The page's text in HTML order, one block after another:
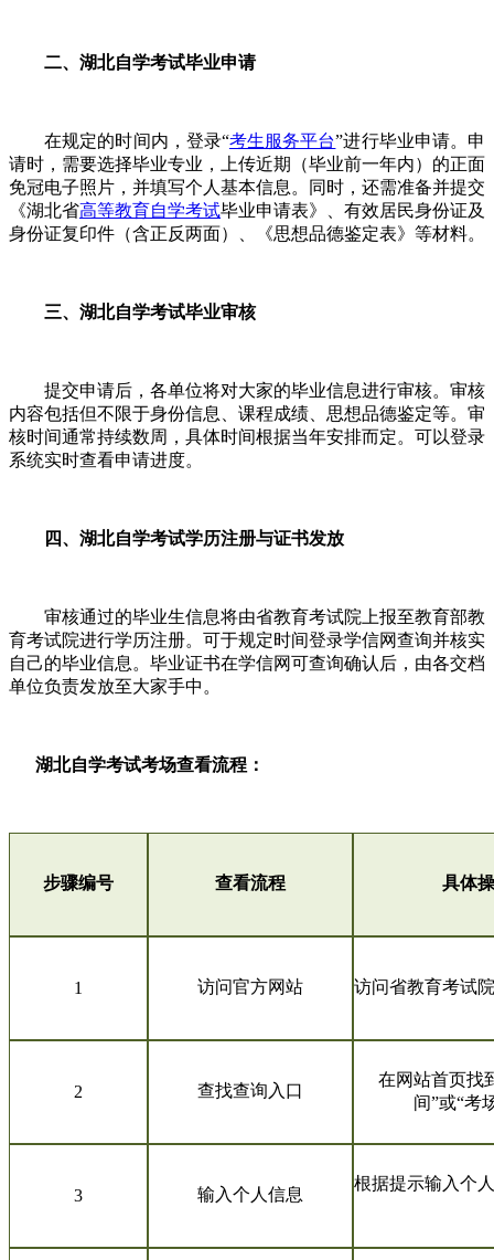
二、湖北自学考试毕业申请
在规定的时间内，登录“考生服务平台”进行毕业申请。申
请时，需要选择毕业专业，上传近期（毕业前一年内）的正面
免冠电子照片，并填写个人基本信息。同时，还需准备并提交
《湖北省高等教育自学考试毕业申请表》、有效居民身份证及
身份证复印件（含正反两面）、《思想品德鉴定表》等材料。
三、湖北自学考试毕业审核
提交申请后，各单位将对大家的毕业信息进行审核。审核
内容包括但不限于身份信息、课程成绩、思想品德鉴定等。审
核时间通常持续数周，具体时间根据当年安排而定。可以登录
系统实时查看申请进度。
四、湖北自学考试学历注册与证书发放
审核通过的毕业生信息将由省教育考试院上报至教育部教
育考试院进行学历注册。可于规定时间登录学信网查询并核实
自己的毕业信息。毕业证书在学信网可查询确认后，由各交档
单位负责发放至大家手中。
湖北自学考试考场查看流程：
步骤编号 查看流程 具体
1 访问官方网站 访问省教育考试
2 查找查询入口
在网站首页找
间”或“考
3 输入个人信息
根据提示输入个